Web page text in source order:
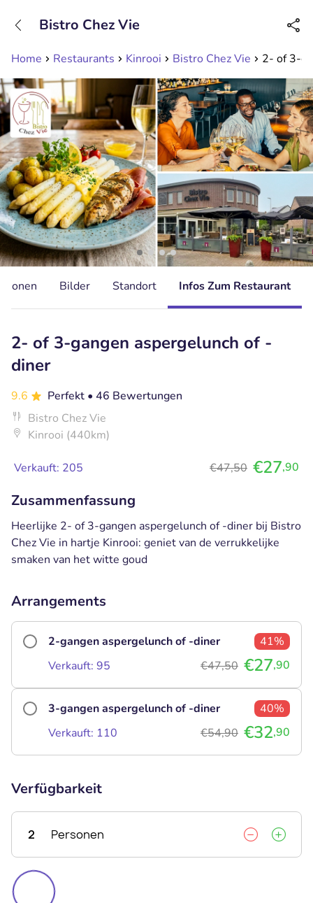
Erreichbar bis 23:00 Uhr (max 0,09€/Min)
Home Restaurants Kinrooi Bistro Chez Vie 2- of 3-
Bistro Chez Vie
Bilder Standort Infos Zum Restaurant
2- of 3-gangen aspergelunch of -
diner
9.6 Perfekt • 46 Bewertungen
Bistro Chez Vie
Kinrooi (440km)
Verkauft: 205 €47,50 €27,90
Zusammenfassung
Heerlijke 2- of 3-gangen aspergelunch of -diner bij Bistro
Chez Vie in hartje Kinrooi: geniet van de verrukkelijke
smaken van het witte goud
Arrangements
2-gangen aspergelunch of -diner
41%
Verkauft: 95
€47,50 €27,90
3-gangen aspergelunch of -diner
40%
Verkauft: 110
€54,90 €32,90
Verfügbarkeit
2 Personen